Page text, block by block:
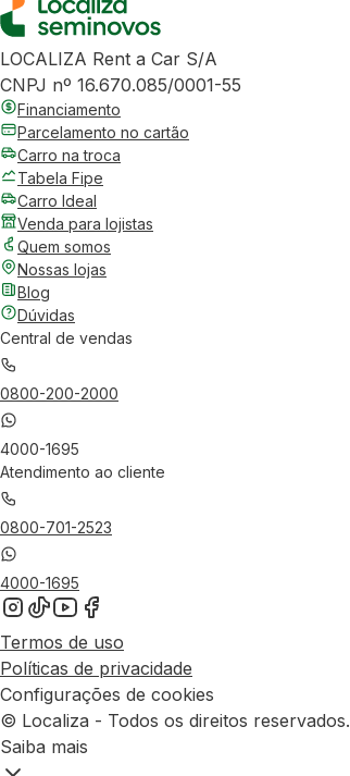
LOCALIZA Rent a Car S/A
CNPJ nº 16.670.085/0001-55
Financiamento
Parcelamento no cartão
Carro na troca
Tabela Fipe
Carro Ideal
Venda para lojistas
Quem somos
Nossas lojas
Blog
Dúvidas
Central de vendas
0800-200-2000
4000-1695
Atendimento ao cliente
0800-701-2523
4000-1695
Termos de uso
Políticas de privacidade
Configurações de cookies
© Localiza - Todos os direitos reservados.
Saiba mais